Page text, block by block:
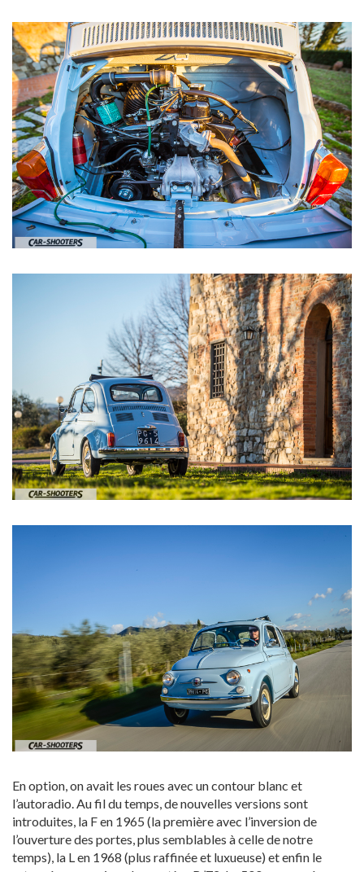
En option, on avait les roues avec un contour blanc et
l’autoradio. Au fil du temps, de nouvelles versions sont
introduites, la F en 1965 (la première avec l’inversion de
l’ouverture des portes, plus semblables à celle de notre
temps), la L en 1968 (plus raffinée et luxueuse) et enfin le